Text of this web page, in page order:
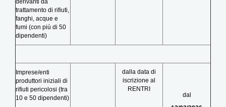
derivanti da
trattamento di rifiuti,
fanghi, acque e
fumi (con più di 50
dipendenti)
Imprese/enti
produttori iniziali di
rifiuti pericolosi (tra
10 e 50 dipendenti)
dalla data di
iscrizione al
RENTRI
dal